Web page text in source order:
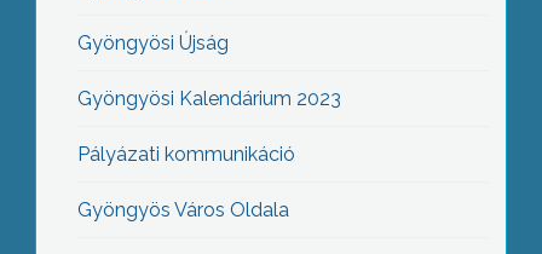
Gyöngyösi Újság
Gyöngyösi Kalendárium 2023
Pályázati kommunikáció
Gyöngyös Város Oldala